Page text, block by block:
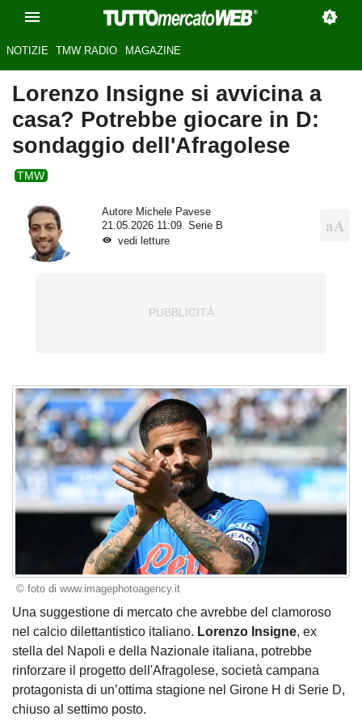
NOTIZIE TMW RADIO MAGAZINE
Lorenzo Insigne si avvicina a
casa? Potrebbe giocare in D:
sondaggio dell'Afragolese
TMW
Autore Michele Pavese
21.05.2026 11:09
Serie B
vedi letture
© foto di www.imagephotoagency.it
Una suggestione di mercato che avrebbe del clamoroso
nel calcio dilettantistico italiano. Lorenzo Insigne, ex
stella del Napoli e della Nazionale italiana, potrebbe
rinforzare il progetto dell'Afragolese, società campana
protagonista di un’ottima stagione nel Girone H di Serie D,
chiuso al settimo posto.